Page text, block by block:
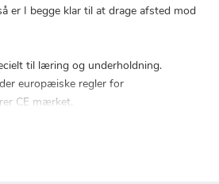
er I begge klar til at drage afsted mod
til læring og underholdning.
europæiske regler for
CE mærket.